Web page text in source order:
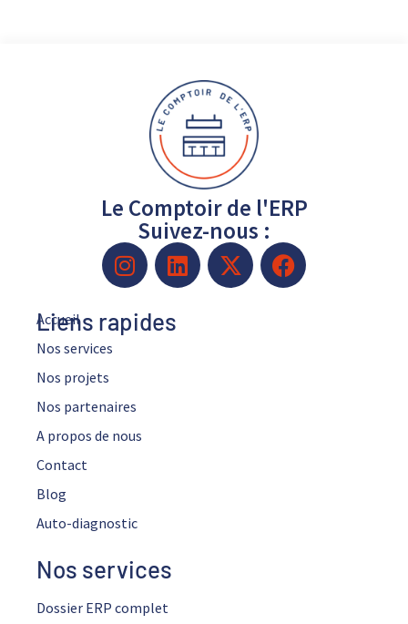
Le Comptoir de l'ERP
Suivez-nous :
Liens rapides
Accueil
Nos services
Nos projets
Nos partenaires
A propos de nous
Contact
Blog
Auto-diagnostic
Nos services
Dossier ERP complet